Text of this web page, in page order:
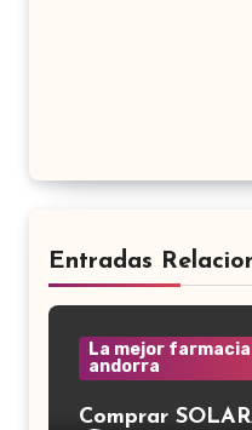
Entradas
La mejor
andorra
Comprar